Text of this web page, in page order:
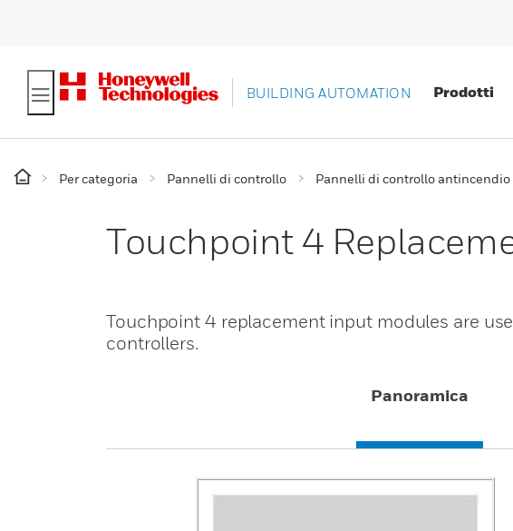
BUILDING AUTOMATION Prodotti
Per categoria Pannelli di controllo Pannelli di controllo antincendio
Touchpoint 4
Touchpoint 4 replacement input modules are
controllers.
Panoramica